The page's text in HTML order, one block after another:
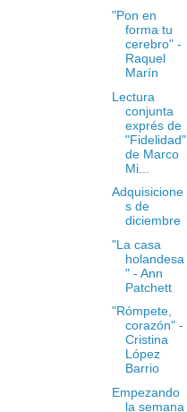
"Pon en
forma tu
cerebro" -
Raquel
Marín
Lectura
conjunta
exprés de
"Fidelidad"
de Marco
Mi...
Adquisicione
s de
diciembre
"La casa
holandesa
" - Ann
Patchett
"Rómpete,
corazón" -
Cristina
López
Barrio
Empezando
la semana